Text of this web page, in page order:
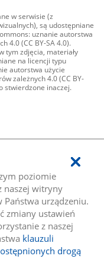
poziomie
naszej witryny
Państwa urządzeniu.
zmiany ustawień
z naszej
klauzuli
drogą
w serwisie (z
są udostępniane
uznanie autorstwa
4.0 (CC BY-SA 4.0).
tym zdjęcia, materiały
na licencji typu
autorstwa użycie
zależnych 4.0 (CC BY-
stwierdzone inaczej.